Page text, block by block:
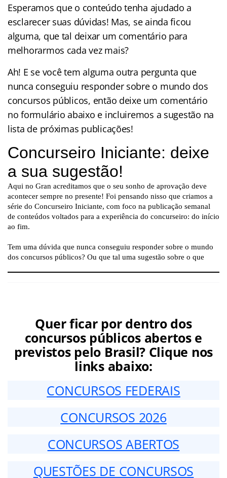
Esperamos que o conteúdo tenha ajudado a
esclarecer suas dúvidas! Mas, se ainda ficou
alguma, que tal deixar um comentário para
melhorarmos cada vez mais?
Ah! E se você tem alguma outra pergunta que
nunca conseguiu responder sobre o mundo dos
concursos públicos, então deixe um comentário
no formulário abaixo e incluiremos a sugestão na
lista de próximas publicações!
Quer ficar por dentro dos
concursos públicos abertos e
previstos pelo Brasil? Clique nos
links abaixo:
CONCURSOS FEDERAIS
CONCURSOS 2026
CONCURSOS ABERTOS
QUESTÕES DE CONCURSOS